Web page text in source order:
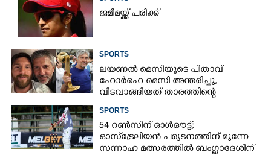
ജമീമയ്ക്ക് പരിക്ക്
SPORTS
ലയണൽ മെസിയുടെ പിതാവ്
ഹോർഹെ മെസി അന്തരിച്ചു,​
വിടവാങ്ങിയത് താരത്തിന്റെ
ശക്തികേന്ദ്രം
SPORTS
54 റൺസിന് ഓൾഔട്ട്;
ഓസ്‌ട്രേലിയൻ പര്യടനത്തിന് മുന്നേ
സന്നാഹ മത്സരത്തിൽ ബംഗ്ലാദേശിന്